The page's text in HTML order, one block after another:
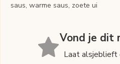
saus, warme saus, zoete ui
Vond je dit
Laat